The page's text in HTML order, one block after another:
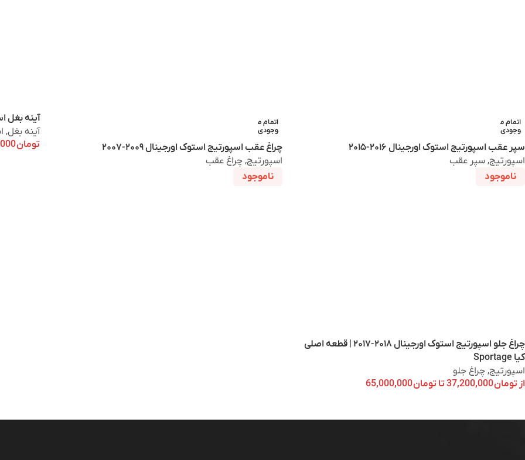
اتمام م
وجودی
سپر عقب اسپورتیج استوک اورجینال ۲۰۱۶-۲۰۱۵
اسپورتیج, سپر عقب
ناموجود
اتمام م
وجودی
چراغ عقب اسپورتیج استوک اورجینال ۲۰۰۹-۲۰۰۷
اسپورتیج, چراغ عقب
ناموجود
آینه بغل
آینه بغل,
تومان
چراغ جلو اسپورتیج استوک اورجینال ۲۰۱۸-۲۰۱۷ | قطعه اصلی
کیا Sportage
اسپورتیج, چراغ جلو
از تومان تا تومان